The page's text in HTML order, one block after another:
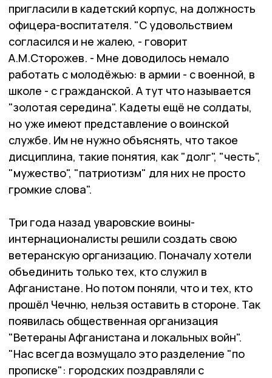
пригласили в кадетский корпус, на должность
офицера-воспитателя. "С удовольствием
согласился и не жалею, - говорит
А.М.Сторожев. - Мне доводилось немало
работать с молодёжью: в армии - с военной, в
школе - с гражданской. А тут что называется
"золотая середина". Кадеты ещё не солдаты,
но уже имеют представление о воинской
службе. Им не нужно объяснять, что такое
дисциплина, такие понятия, как "долг", "честь",
"мужество", "патриотизм" для них не просто
громкие слова".
Три года назад уваровские воины-
интернационалисты решили создать свою
ветеранскую организацию. Поначалу хотели
объединить только тех, кто служил в
Афганистане. Но потом поняли, что и тех, кто
прошёл Чечню, нельзя оставить в стороне. Так
появилась общественная организация
"Ветераны Афганистана и локальных войн".
"Нас всегда возмущало это разделение "по
прописке": городских поздравляли с